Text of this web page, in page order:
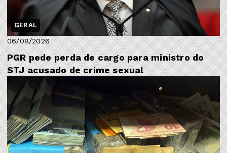
GERAL
06/08/2026
PGR pede perda de cargo para ministro do
STJ acusado de crime sexual